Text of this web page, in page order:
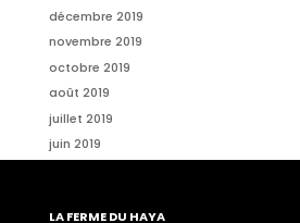
décembre 2019
novembre 2019
octobre 2019
août 2019
juillet 2019
juin 2019
LA FERME DU HAYA